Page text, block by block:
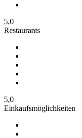
5,0
Restaurants
5,0
Einkaufsmöglichkeiten